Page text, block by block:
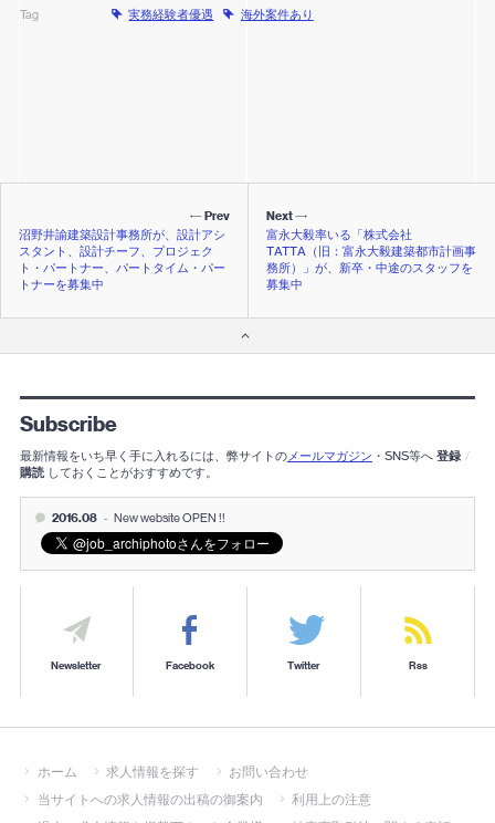
Tag 実務経験者優遇 海外案件あり
Next
富永大毅率いる「株式会社
TATTA（旧：富永大毅建築都市計画事
務所）」が、新卒・中途のスタッフを
募集中
Prev
沼野井諭建築設計事務所が、設計アシ
スタント、設計チーフ、プロジェク
ト・パートナー、パートタイム・パー
トナーを募集中
Subscribe
最新情報をいち早く手に入れるには、弊サイトのメールマガジン ・SNS等へ 登録 /
購読 しておくことがおすすめです。
2016.08 - New website OPEN !!
Newsletter Facebook Twitter Rss
ホーム 求人情報を探す
お問い合わせ
当サイトへの求人情報の出稿の御案内
利用上の注意